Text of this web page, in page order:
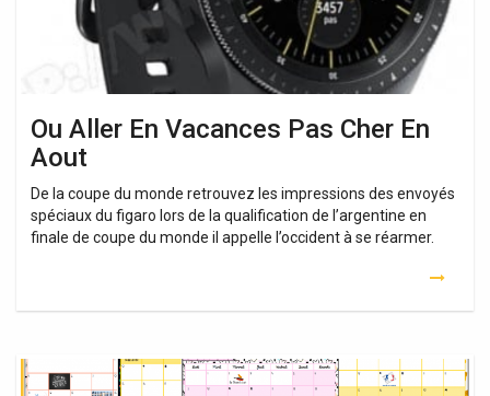
Ou Aller En Vacances Pas Cher En
Aout
De la coupe du monde retrouvez les impressions des envoyés
spéciaux du figaro lors de la qualification de l’argentine en
finale de coupe du monde il appelle l’occident à se réarmer.
Vacances
Irlande